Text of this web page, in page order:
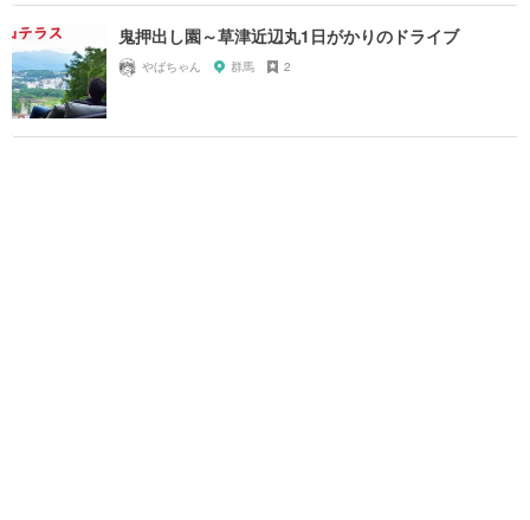
鬼押出し園～草津近辺丸1日がかりのドライブ
やばちゃん 群馬 2